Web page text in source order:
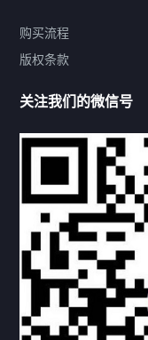
热门标签
机构链接
联系方式 关于我们
下载与支持
资料下载 视频中心
常见问题
购买流程 版权条款
购买流程
版权条款
关注我们的微信号